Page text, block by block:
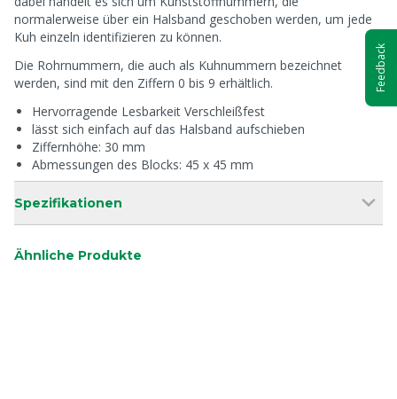
normalerweise über ein Halsband geschoben werden, um jede
Kuh einzeln identifizieren zu können.
Die Rohrnummern, die auch als Kuhnummern bezeichnet
werden, sind mit den Ziffern 0 bis 9 erhältlich.
Hervorragende Lesbarkeit Verschleißfest
lässt sich einfach auf das Halsband aufschieben
Ziffernhöhe: 30 mm
Abmessungen des Blocks: 45 x 45 mm
Spezifikationen
Ähnliche Produkte
Feedback